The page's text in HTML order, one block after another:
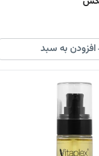
افزودن به سبد